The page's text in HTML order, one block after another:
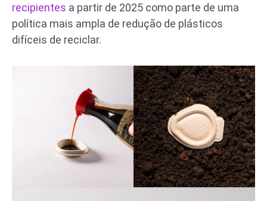
recipientes a partir de 2025 como parte de uma
política mais ampla de redução de plásticos
difíceis de reciclar.